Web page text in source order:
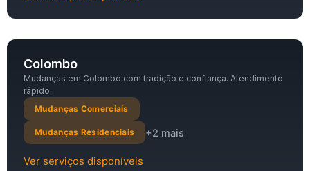
Colombo
Mudanças em Colombo com tradição e confiança. Atendimento
rápido.
Mudanças Comerciais
Mudanças Residenciais +2 mais
Ver serviços disponíveis